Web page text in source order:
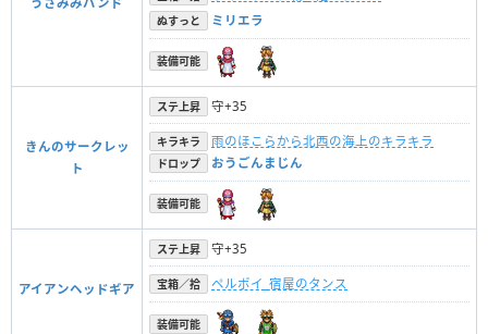
ぬすっと ミリエラ
装備可能
きんのサークレッ
ト
ステ上昇 守+35
キラキラ 雨のほこらから北西の海上のキラキラ
ドロップ おうごんまじん
装備可能
アイアンヘッドギア
ステ上昇 守+35
宝箱／拾 ペルポイ_宿屋のタンス
装備可能